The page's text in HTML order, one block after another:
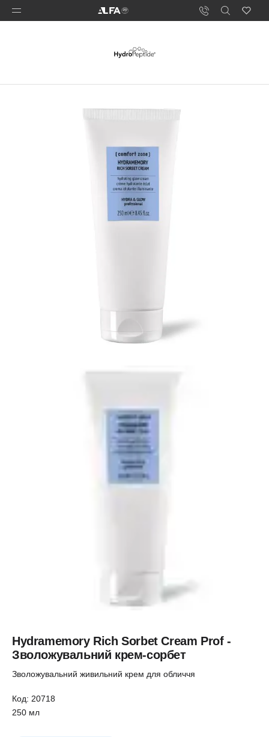
Hydramemory Rich Sorbet Cream Prof -
Зволожувальний крем-сорбет
Зволожувальний живильний крем для обличчя
Код: 20718
250 мл